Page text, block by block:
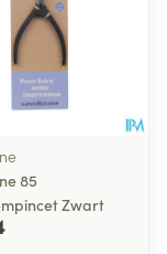
85
Zwart